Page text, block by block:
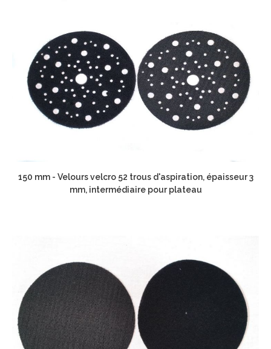
150 mm - Velours velcro 52 trous d'aspiration, épaisseur 3
mm, intermédiaire pour plateau